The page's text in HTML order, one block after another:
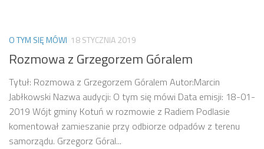
O TYM SIĘ MÓWI 18 STYCZNIA 2019
Rozmowa z Grzegorzem Góralem
Tytuł: Rozmowa z Grzegorzem Góralem Autor:Marcin
Jabłkowski Nazwa audycji: O tym się mówi Data emisji: 18-01-
2019 Wójt gminy Kotuń w rozmowie z Radiem Podlasie
komentował zamieszanie przy odbiorze odpadów z terenu
samorządu. Grzegorz Góral...